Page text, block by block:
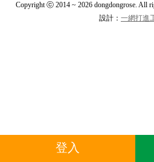
Copyright ⓒ 2014 ~ 2026 dongdongrose. All
設計： 一網打進
登入